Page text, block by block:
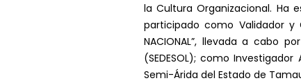
la Cultura Organizacional. Ha
participado como Validador
NACIONAL”, llevada a cabo
(SEDESOL); como
Semi-Árida del Estado de